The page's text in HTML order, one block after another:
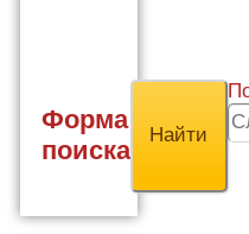
Форма
поиска